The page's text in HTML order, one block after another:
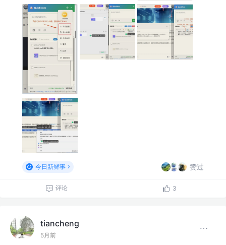
今日新鲜事 赞过
评论 3
tiancheng
5月前